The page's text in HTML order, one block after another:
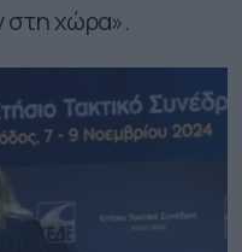
στη χώρα».